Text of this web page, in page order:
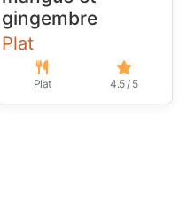
gingembre
Plat
Plat 4.5 / 5